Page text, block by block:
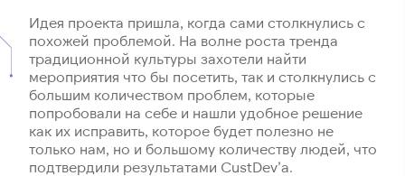
Идея проекта пришла, когда сами столкнулись с
похожей проблемой. На волне роста тренда
традиционной культуры захотели найти
мероприятия что бы посетить, так и столкнулись с
большим количеством проблем, которые
попробовали на себе и нашли удобное решение
как их исправить, которое будет полезно не
только нам, но и большому количеству людей, что
подтвердили результатами CustDev’а.